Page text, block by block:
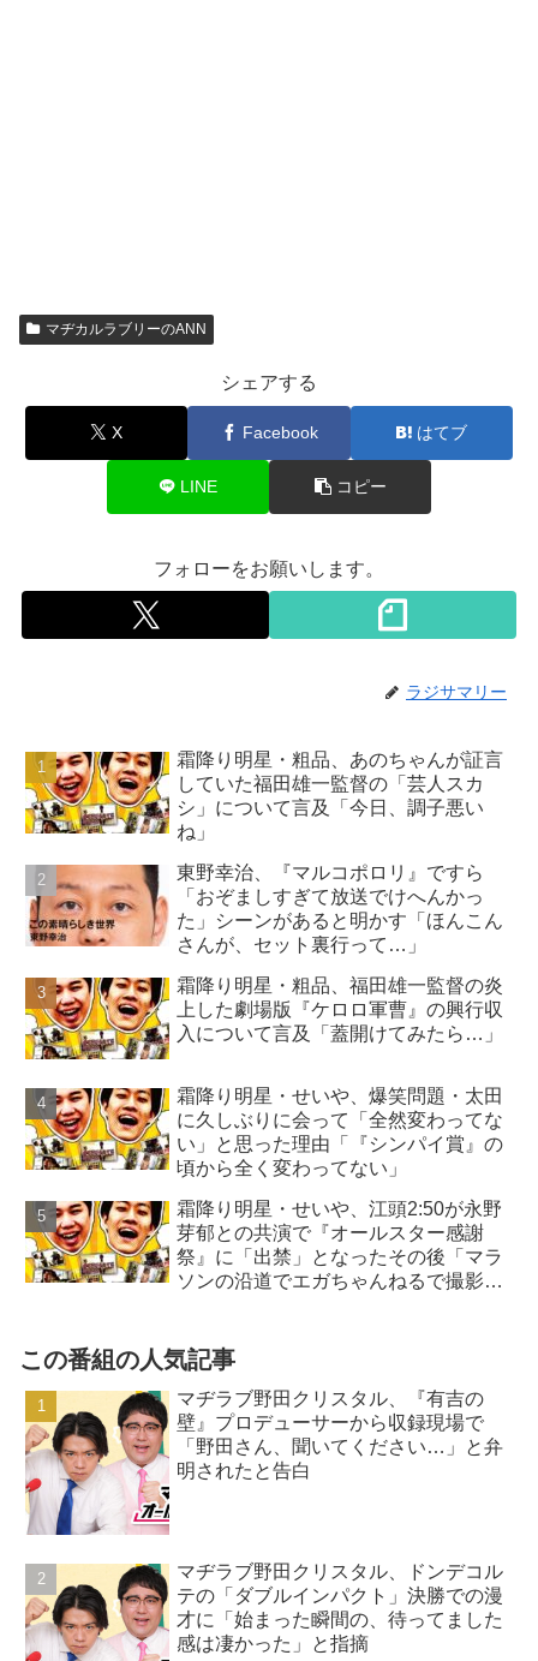
マヂカルラブリーのANN
シェアする
X Facebook はてブ
LINE コピー
フォローをお願いします。
ラジサマリー
霜降り明星・粗品、あのちゃんが証言
していた福田雄一監督の「芸人スカ
シ」について言及「今日、調子悪い
ね」
東野幸治、『マルコポロリ』ですら
「おぞましすぎて放送でけへんかっ
た」シーンがあると明かす「ほんこん
さんが、セット裏行って…」
霜降り明星・粗品、福田雄一監督の炎
上した劇場版『ケロロ軍曹』の興行収
入について言及「蓋開けてみたら…」
霜降り明星・せいや、爆笑問題・太田
に久しぶりに会って「全然変わってな
い」と思った理由「『シンパイ賞』の
頃から全く変わってない」
霜降り明星・せいや、江頭2:50が永野
芽郁との共演で『オールスター感謝
祭』に「出禁」となったその後「マラ
ソンの沿道でエガちゃんねるで撮影
この番組の人気記事
マヂラブ野田クリスタル、『有吉の
壁』プロデューサーから収録現場で
「野田さん、聞いてください…」と弁
明されたと告白
マヂラブ野田クリスタル、ドンデコル
テの「ダブルインパクト」決勝での漫
才に「始まった瞬間の、待ってました
感は凄かった」と指摘